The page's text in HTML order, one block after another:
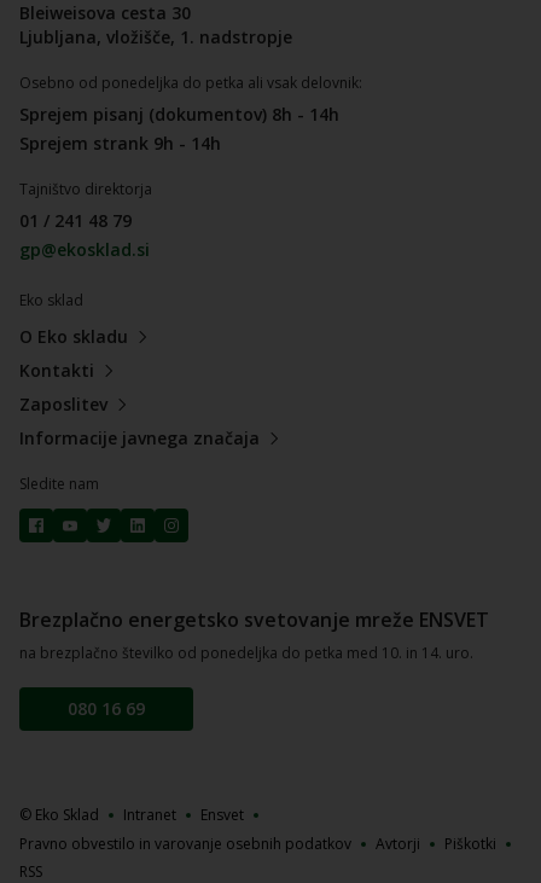
Bleiweisova cesta 30
Ljubljana, vložišče, 1. nadstropje
Osebno od ponedeljka do petka ali vsak delovnik:
Sprejem pisanj (dokumentov) 8h - 14h
Sprejem strank 9h - 14h
Tajništvo direktorja
01 / 241 48 79
gp@ekosklad.si
Eko sklad
O Eko skladu
Kontakti
Zaposlitev
Informacije javnega značaja
Sledite nam
Brezplačno energetsko svetovanje mreže ENSVET
na brezplačno številko od ponedeljka do petka med 10. in 14. uro.
080 16 69
© Eko Sklad Intranet
Ensvet
Pravno obvestilo in varovanje osebnih podatkov
Avtorji
Piškotki
RSS